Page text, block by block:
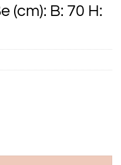
(cm): B: 70 H: